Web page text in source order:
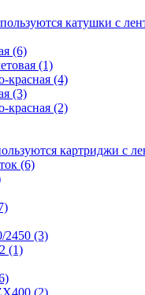
катушки с
(6)
(1)
красная (4)
(3)
красная (2)
картриджи с
(6)
2450 (3)
(1)
(2)